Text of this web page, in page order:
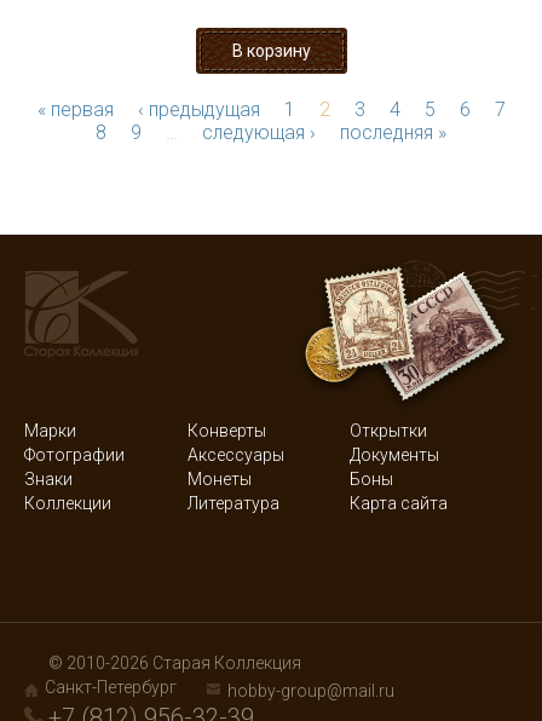
« первая ‹ предыдущая 1 2 3 4 5 6
7
8
9 … следующая › последняя »
Марки Конверты
Открытки
Фотографии
Аксессуары
Документы
Знаки
Монеты
Боны
Коллекции
Литература Карта сайта
© 2010-2026 Старая Коллекция
Санкт-Петербург
hobby-group@mail.ru